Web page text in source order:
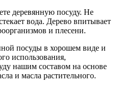
деревянную посуду. Не
вода. Дерево впитывает
и плесени.
посуды в хорошем виде и
использования,
нашим составом на основе
и масла растительного.